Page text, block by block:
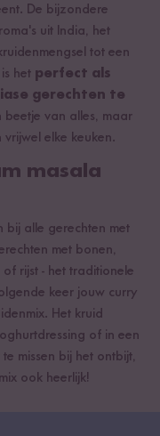
De bijzondere
uit India, het
tot een
het perfect als
gerechten te
beetje van alles, maar
elke keuken.
masala
bij alle gerechten met
met bonen,
rijst - het traditionele
keer jouw curry
Het kruid
of in een
missen bij het ontbijt,
ook heerlijk!